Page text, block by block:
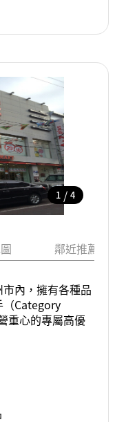
1 / 4
鄰近推薦景點
內，擁有各種品
（Category
重心的專屬高優